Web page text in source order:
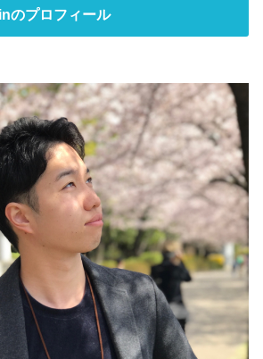
のプロフィール